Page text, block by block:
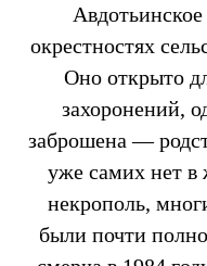
окрестностях
Оно открыто
захоронений,
заброшена —
уже самих нет в
некрополь,
были почти